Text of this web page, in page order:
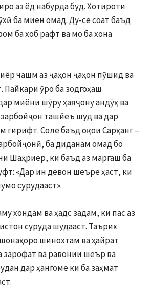
аз ёд набурда буд. Хотироти
ба миён омад. Ду-се соат баъд
ба хоб рафт ва мо ба хона
чашм аз ҷаҳон ҷаҳон пӯшид ва
Пайкари ӯро ба зодгоҳаш
миёни шӯру ҳаяҷону андӯҳ ва
ташйеъ шуд ва дар
гирифт. Соле баъд оқои Сарҳанг –
ба диданам омад бо
Шаҳриёр, ки баъд аз маргаш ба
«Дар ин девон шеъре ҳаст, ки
сурудааст».
хондам ва ҳадс задам, ки пас аз
суруда шудааст. Таърих
шинохтам ва ҳайрат
зарофат ва равонии шеър ва
дар ҳангоме ки ба заҳмат